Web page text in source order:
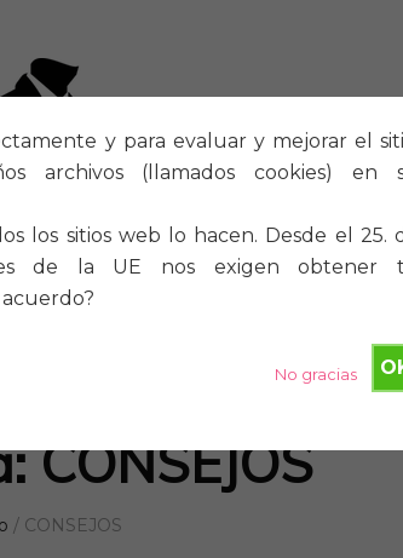
y para evaluar y mejorar el
archivos (llamados cookies) en
los sitios web lo hacen. Desde el 25.
de la UE nos exigen obtener
No gracias
CONSEJOS
/ CONSEJOS